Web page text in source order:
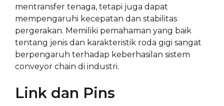
mentransfer tenaga, tetapi juga dapat
mempengaruhi kecepatan dan stabilitas
pergerakan. Memiliki pemahaman yang baik
tentang jenis dan karakteristik roda gigi sangat
berpengaruh terhadap keberhasilan sistem
conveyor chain di industri.
Link dan Pins